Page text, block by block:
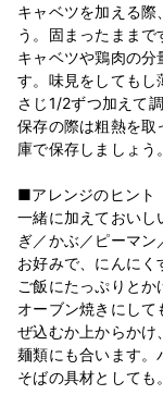
キャベツを加える際
う。固まったままで
キャベツや鶏肉の分
す。味見をしてもし
さじ1/2ずつ加えて調
保存の際は粗熱を取
庫で保存しましょう。
■アレンジのヒント
一緒に加えておいし
ぎ／かぶ／ピーマン
お好みで、にんにく
ご飯にたっぷりとか
オーブン焼きにし
ぜ込むか上からかけ
麺類にも合います。
そばの具材としても。